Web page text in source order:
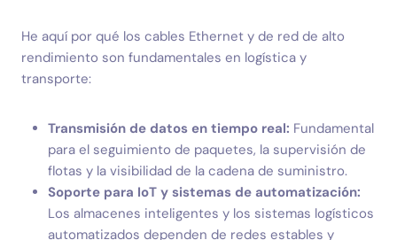
He aquí por qué los cables Ethernet y de red de alto
rendimiento son fundamentales en logística y
transporte:
Transmisión de datos en tiempo real: Fundamental
para el seguimiento de paquetes, la supervisión de
flotas y la visibilidad de la cadena de suministro.
Soporte para IoT y sistemas de automatización:
Los almacenes inteligentes y los sistemas logísticos
automatizados dependen de redes estables y